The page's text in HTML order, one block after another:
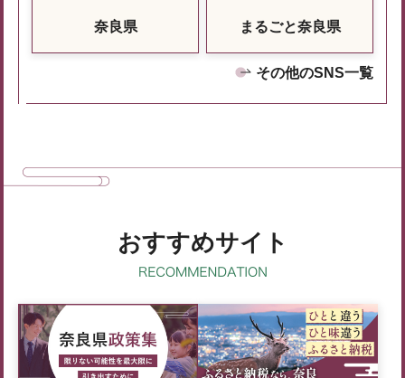
奈良県 まるごと奈良県
その他のSNS一覧
おすすめサイト